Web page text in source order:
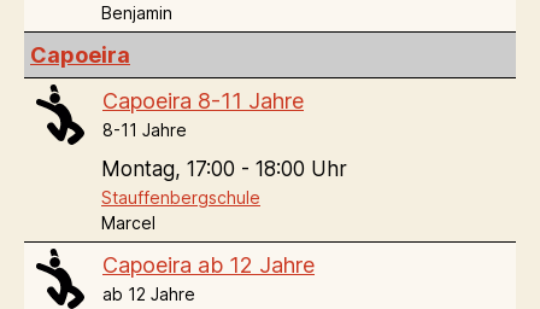
Benjamin
Capoeira
Capoeira 8-11 Jahre
8-11 Jahre
Montag, 17:00 - 18:00 Uhr
Stauffenbergschule
Marcel
Capoeira ab 12 Jahre
ab 12 Jahre